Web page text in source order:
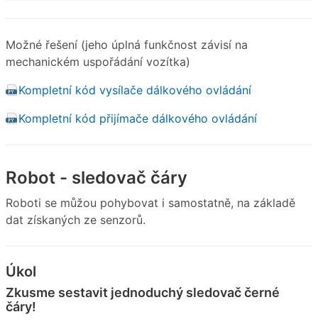
Možné řešení (jeho úplná funkčnost závisí na
mechanickém uspořádání vozítka)
Kompletní kód vysílače dálkového ovládání
Kompletní kód přijímače dálkového ovládání
Robot - sledovač čáry
Roboti se můžou pohybovat i samostatně, na základě
dat získaných ze senzorů.
Úkol
Zkusme sestavit jednoduchý sledovač černé
čáry!